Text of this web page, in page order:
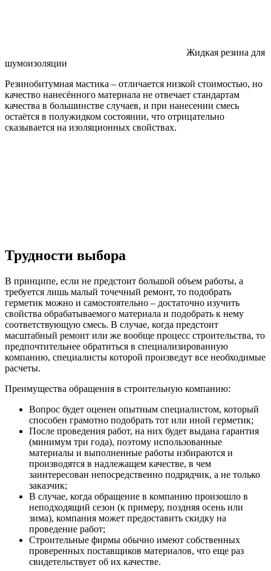
Жидкая резина для
шумоизоляции
Резинобитумная мастика – отличается низкой стоимостью, но
качество нанесённого материала не отвечает стандартам
качества в большинстве случаев, и при нанесении смесь
остаётся в полужидком состоянии, что отрицательно
сказывается на изоляционных свойствах.
Трудности выбора
В принципе, если не предстоит большой объем работы, а
требуется лишь малый точечный ремонт, то подобрать
герметик можно и самостоятельно – достаточно изучить
свойства обрабатываемого материала и подобрать к нему
соответствующую смесь. В случае, когда предстоит
масштабный ремонт или же вообще процесс строительства, то
предпочтительнее обратиться в специализированную
компанию, специалисты которой произведут все необходимые
расчеты.
Преимущества обращения в строительную компанию:
Вопрос будет оценен опытным специалистом, который
способен грамотно подобрать тот или иной герметик;
После проведения работ, на них будет выдана гарантия
(минимум три года), поэтому использованные
материалы и выполненные работы избираются и
производятся в надлежащем качестве, в чем
заинтересован непосредственно подрядчик, а не только
заказчик;
В случае, когда обращение в компанию произошло в
неподходящий сезон (к примеру, поздняя осень или
зима), компания может предоставить скидку на
проведение работ;
Строительные фирмы обычно имеют собственных
проверенных поставщиков материалов, что еще раз
свидетельствует об их качестве.